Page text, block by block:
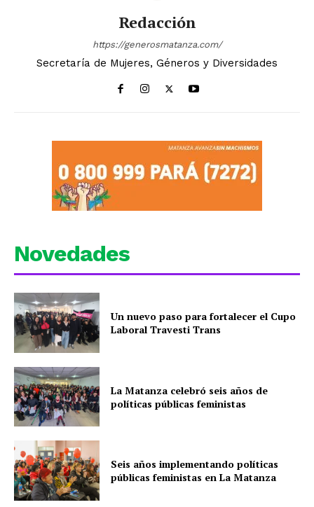
Redacción
https://generosmatanza.com/
Secretaría de Mujeres, Géneros y Diversidades
Novedades
Un nuevo paso para fortalecer el Cupo
Laboral Travesti Trans
La Matanza celebró seis años de
políticas públicas feministas
Seis años implementando políticas
públicas feministas en La Matanza